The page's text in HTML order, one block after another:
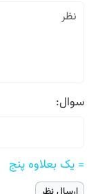
سوال:
= یک بعلاوه پنج